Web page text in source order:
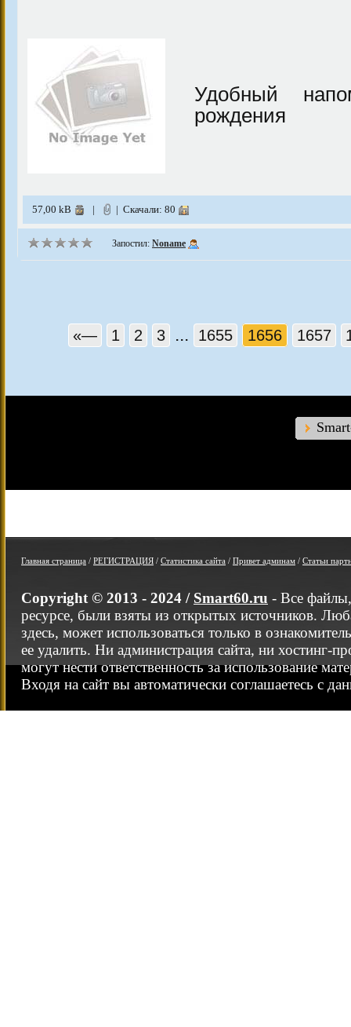
Удобный
рождения
57,00 kB | | Скачали: 80
Запостил: Noname
«— 1 2 3 ... 1655 1656 1657
Главная страница / РЕГИСТРАЦИЯ / Статистика сайта / Привет админам / Статьи
Copyright © 2013 - 2024 / Smart60.ru - Все
ресурсе, были взяты из открытых источников.
здесь, может использоваться только в
ее удалить. Ни администрация сайта, ни хостинг-
могут нести ответственность за использование
Входя на сайт вы автоматически соглашаетесь с